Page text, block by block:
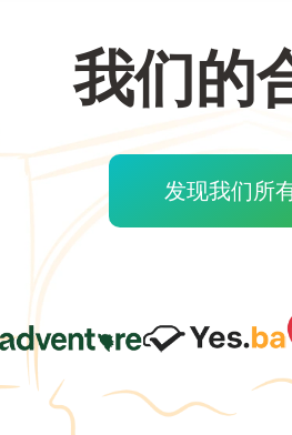
我们的
发现我们所